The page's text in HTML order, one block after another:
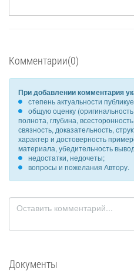
Комментарии(0)
При добавлении комментария
степень актуальности
общую оценку
полнота, глубина,
связность, доказательность,
характер и достоверность
материала, убедительность
недостатки, недочеты;
вопросы и пожелания Автору.
Документы